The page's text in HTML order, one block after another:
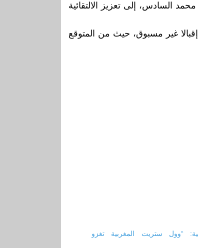
السادس، إلى تعزيز الالتقائية
غير مسبوق، حيث من المتوقع
“وول ستريت المغربية تغزو